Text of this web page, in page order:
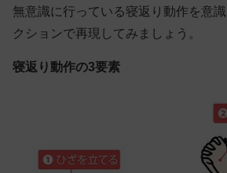
無意識に行っている寝返り動作を意
クションで再現してみましょう。
寝返り動作の3要素